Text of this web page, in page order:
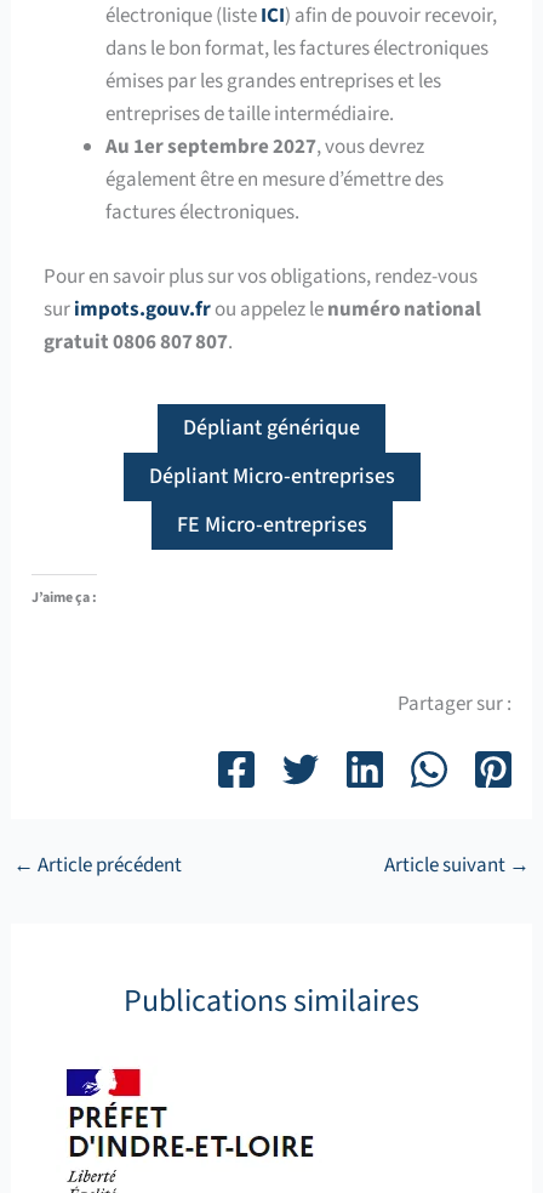
électronique (listeICI) afin de pouvoir recevoir,
dans le bon format, les factures électroniques
émises par les grandes entreprises et les
entreprises de taille intermédiaire.
Au 1er septembre 2027, vous devrez
également être en mesure d’émettre des
factures électroniques.
Pour en savoir plus sur vos obligations, rendez-vous
surimpots.gouv.frou appelez lenuméro national
gratuit 0806 807807.
Dépliant générique
Dépliant Micro-entreprises
FE Micro-entreprises
J’aime ça :
Partager sur :
← Article précédent Article suivant →
Publications similaires